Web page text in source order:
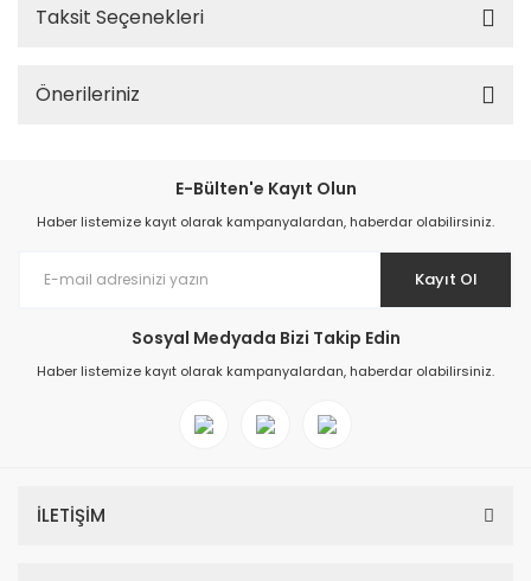
Taksit Seçenekleri
Önerileriniz
E-Bülten'e Kayıt Olun
Haber listemize kayıt olarak kampanyalardan, haberdar olabilirsiniz.
Kayıt Ol
Sosyal Medyada Bizi Takip Edin
Haber listemize kayıt olarak kampanyalardan, haberdar olabilirsiniz.
İLETİŞİM